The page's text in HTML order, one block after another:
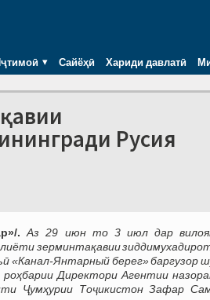
Сайёҳӣ Хариди давлатӣ
Русия
. Аз 29 июн то 3 июл дар
зерминтақавии
«Канал-Янтарный берег» баргузор
Директори Агентии
Ҷумҳурии Тоҷикистон Зафар